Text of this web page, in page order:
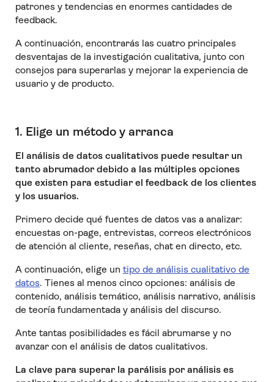
patrones y tendencias en enormes cantidades de
feedback.
A continuación, encontrarás las cuatro principales
desventajas de la investigación cualitativa, junto con
consejos para superarlas y mejorar la experiencia de
usuario y de producto.
1. Elige un método y arranca
El análisis de datos cualitativos puede resultar un
tanto abrumador debido a las múltiples opciones
que existen para estudiar el feedback de los clientes
y los usuarios.
Primero decide qué fuentes de datos vas a analizar:
encuestas on-page, entrevistas, correos electrónicos
de atención al cliente, reseñas, chat en directo, etc.
A continuación, elige un tipo de análisis cualitativo de
datos. Tienes al menos cinco opciones: análisis de
contenido, análisis temático, análisis narrativo, análisis
de teoría fundamentada y análisis del discurso.
Ante tantas posibilidades es fácil abrumarse y no
avanzar con el análisis de datos cualitativos.
La clave para superar la parálisis por análisis es